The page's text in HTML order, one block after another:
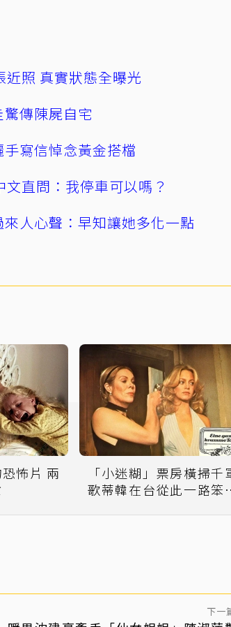
照 真實狀態全曝光
傳陳屍自宅
寫信悼念黃金搭檔
直問：我停車可以嗎？
人心聲：早知讓她多化一點
怖片 兩
「小迷糊」票房橫掃千
歌蒂韓在台從此一路笨
下一